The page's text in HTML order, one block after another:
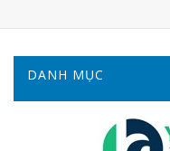
DANH MỤC